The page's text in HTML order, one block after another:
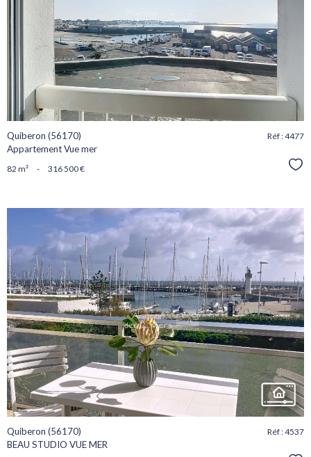
bien
Quiberon (56170)
Appartement Vue mer
Réf : 4477
82 m² - 316 500 €
voir le
bien
Quiberon (56170)
BEAU STUDIO VUE MER
Réf : 4537